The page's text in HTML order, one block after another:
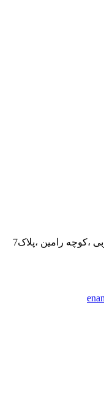
،کوچه رامین ،پلاک7